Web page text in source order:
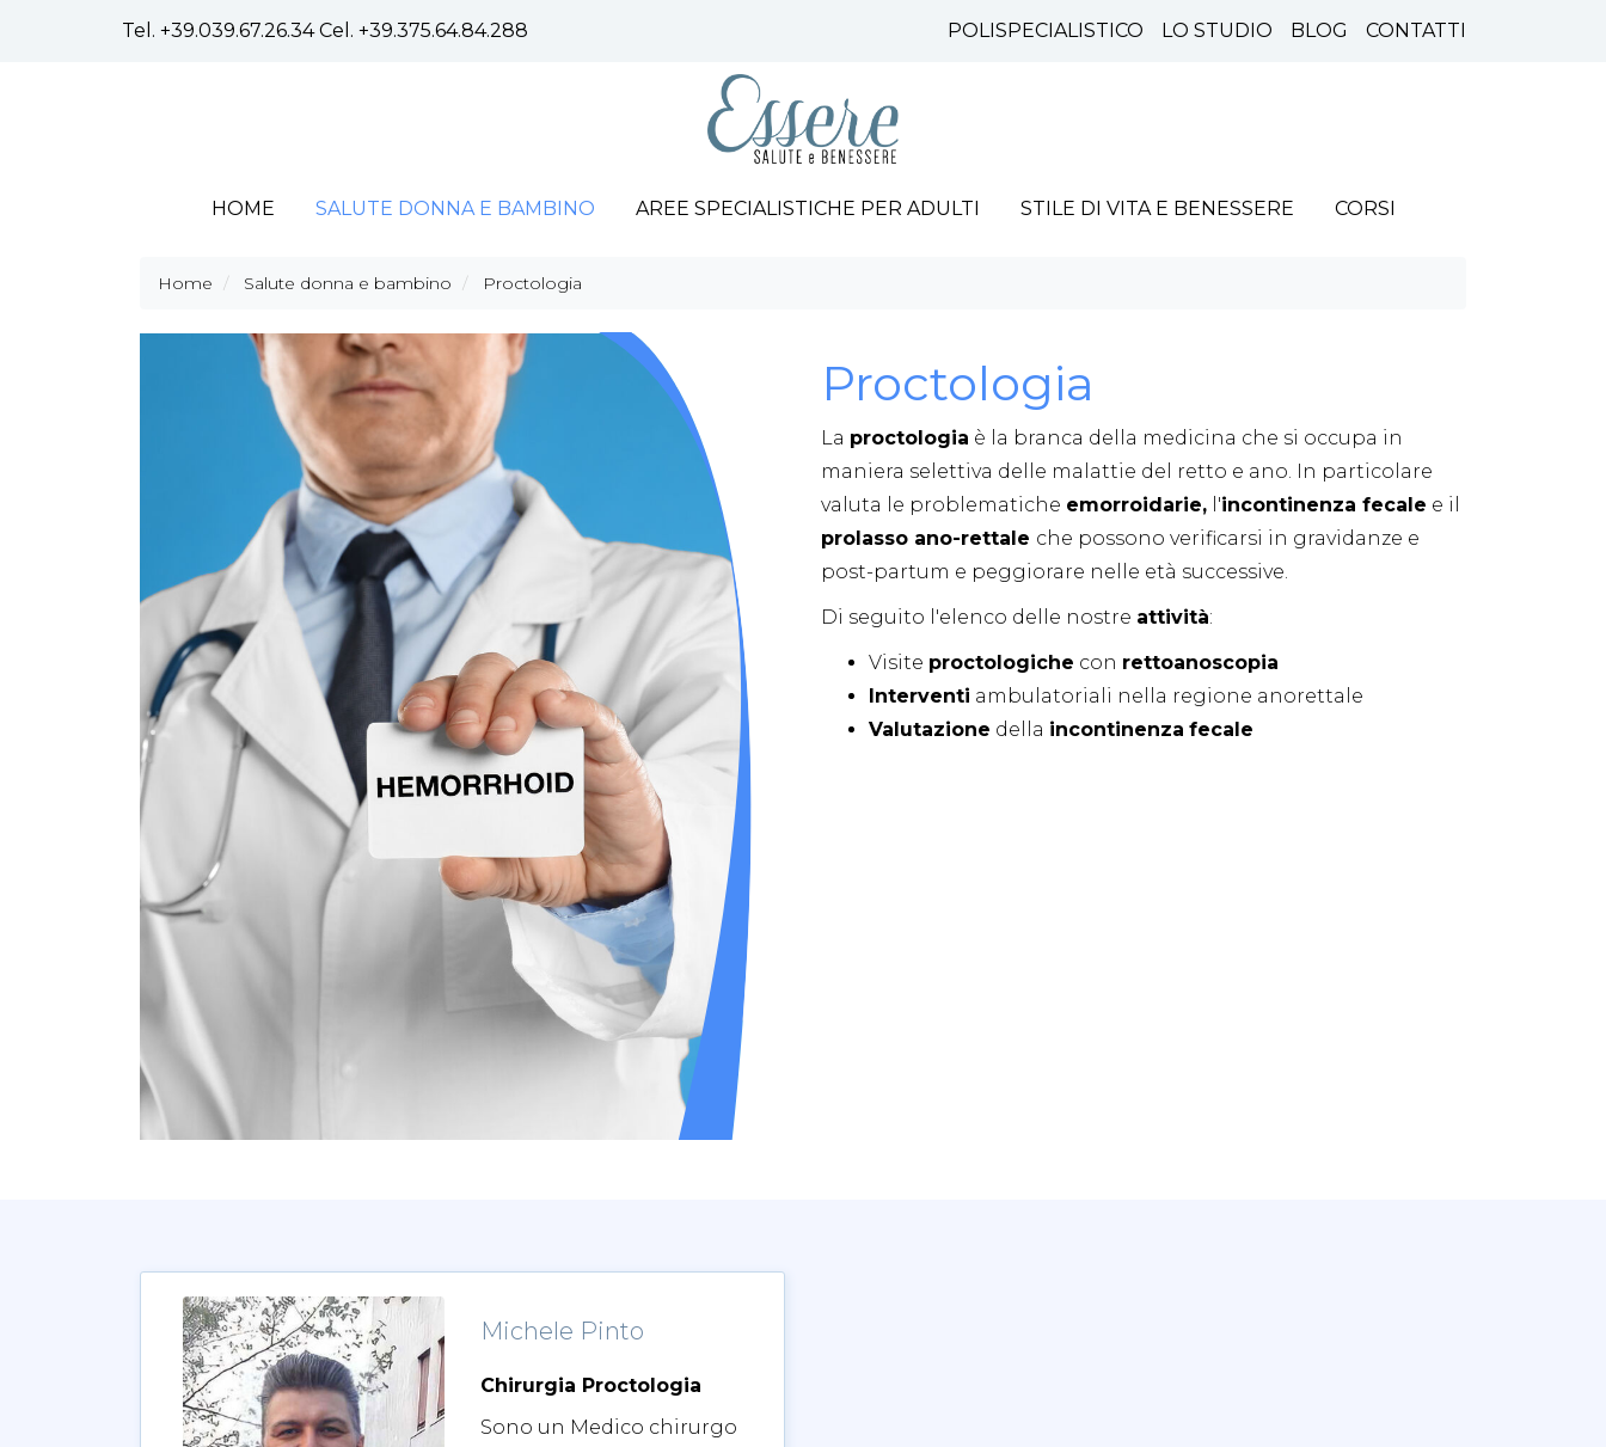
Tel. +39.039.67.26.34Cel. +39.375.64.84.288 POLISPECIALISTICO LO STUDIO BLOG CONTATTI
HOME SALUTE DONNA E BAMBINO AREE SPECIALISTICHE PER ADULTI STILE DI VITA E BENESSERE CORSI
Home Salute donna e bambino Proctologia
Proctologia
La proctologia è la branca della medicina che si occupa in
maniera selettiva delle malattie del retto e ano. In particolare
valuta le problematiche emorroidarie, l'incontinenza fecale e il
prolasso ano-rettale che possono verificarsi in gravidanze e
post-partum e peggiorare nelle età successive.
Di seguito l'elenco delle nostre attività:
Visite proctologiche con rettoanoscopia
Interventi ambulatoriali nella regione anorettale
Valutazione della incontinenza fecale
Michele Pinto
Chirurgia Proctologia
Sono un Medico chirurgo